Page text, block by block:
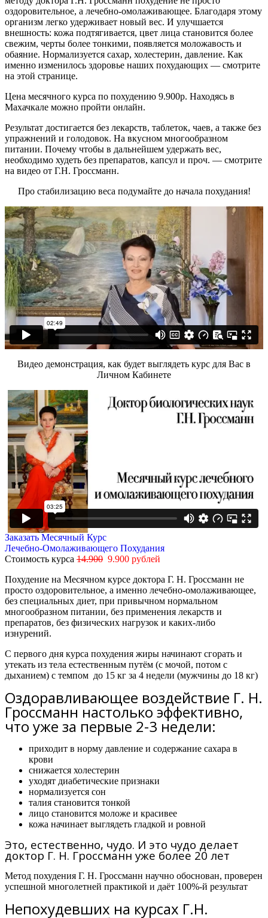
оздоровительное, а лечебно-омолаживающее. Благодаря этому
организм легко удерживает новый вес. И улучшается
внешность: кожа подтягивается, цвет лица становится более
свежим, черты более тонкими, появляется моложавость и
обаяние. Нормализуется сахар, холестерин, давление. Как
именно изменилось здоровье наших похудающих — смотрите
на этой странице.
Цена месячного курса по похудению 9.900р. Находясь в
Махачкале можно пройти онлайн.
Результат достигается без лекарств, таблеток, чаев, а также без
упражнений и голодовок. На вкусном многообразном
питании. Почему чтобы в дальнейшем удержать вес,
необходимо худеть без препаратов, капсул и проч. — смотрите
на видео от Г.Н. Гроссманн.
Про стабилизацию веса подумайте до начала похудания!
Видео демонстрация, как будет выглядеть курс для Вас в
Личном Кабинете
Заказать Месячный Курс
Лечебно-Омолаживающего Похудания
Стоимость курса 14.900 9.900 рублей
Похудение на Месячном курсе доктора Г. Н. Гроссманн не
просто оздоровительное, а именно лечебно-омолаживающее,
без специальных диет, при привычном нормальном
многообразном питании, без применения лекарств и
препаратов, без физических нагрузок и каких-либо
изнурений.
С первого дня курса похудения жиры начинают сгорать и
утекать из тела естественным путём (с мочой, потом с
дыханием) с темпом до 15 кг за 4 недели (мужчины до 18 кг)
Оздоравливающее воздействие Г. Н.
Гроссманн настолько эффективно,
что уже за первые 2-3 недели:
приходит в норму давление и содержание сахара в
крови
снижается холестерин
уходят диабетические признаки
нормализуется сон
талия становится тонкой
лицо становится моложе и красивее
кожа начинает выглядеть гладкой и ровной
Это, естественно, чудо. И это чудо делает
доктор Г. Н. Гроссманн уже более 20 лет
Метод похудения Г. Н. Гроссманн научно обоснован, проверен
успешной многолетней практикой и даёт 100%-й результат
Непохудевших на курсах Г.Н.